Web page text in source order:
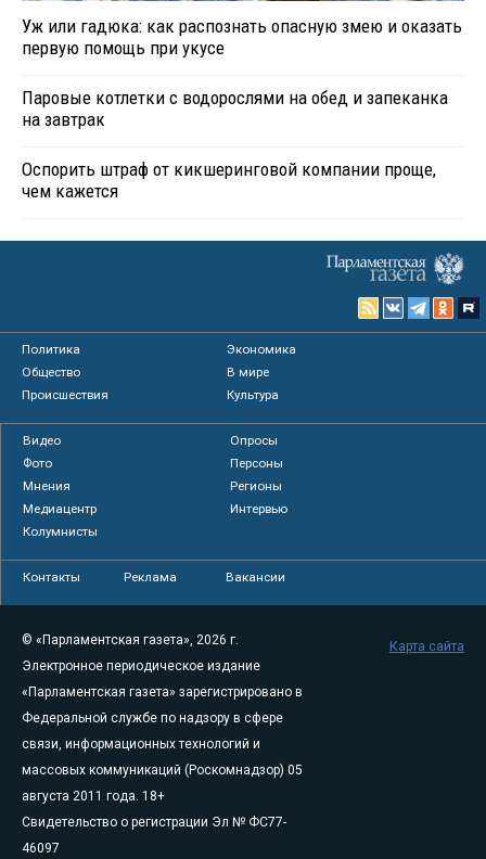
Уж или гадюка: как распознать опасную змею и оказать
первую помощь при укусе
Паровые котлетки с водорослями на обед и запеканка
на завтрак
Оспорить штраф от кикшеринговой компании проще,
чем кажется
Политика
Экономика
Общество
В мире
Происшествия
Культура
Видео
Опросы
Фото
Персоны
Мнения
Регионы
Медиацентр
Интервью
Колумнисты
Контакты Реклама Вакансии
© «Парламентская газета», 2026 г.
Электронное периодическое издание
«Парламентская газета» зарегистрировано в
Федеральной службе по надзору в сфере
связи, информационных технологий и
массовых коммуникаций (Роскомнадзор) 05
августа 2011 года. 18+
Свидетельство о регистрации Эл № ФС77-
46097
Карта сайта